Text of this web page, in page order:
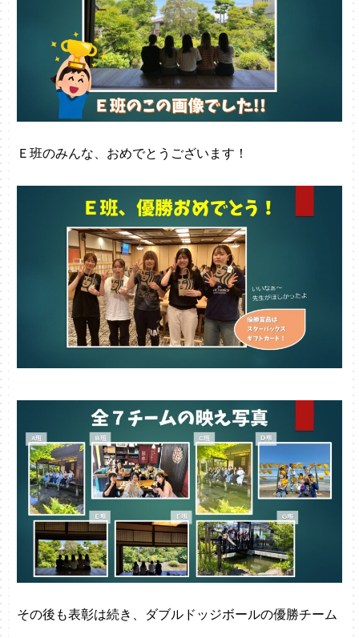
Ｅ班のみんな、おめでとうございます！
その後も表彰は続き、ダブルドッジボールの優勝チーム